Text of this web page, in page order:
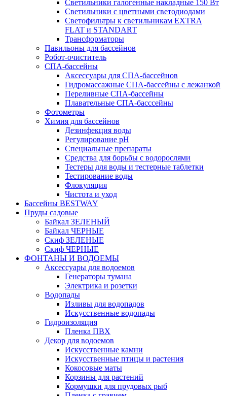
Светильники галогенные накладные 150 Вт
Светильники с цветными светодиодами
Светофильтры к светильникам EXTRA
FLAT и STANDART
Трансформаторы
Павильоны для бассейнов
Робот-очиститель
СПА-бассейны
Аксессуары для СПА-бассейнов
Гидромассажные СПА-бассейны с лежанкой
Переливные СПА-бассейны
Плавательные СПА-басссейны
Фотометры
Химия для бассейнов
Дезинфекция воды
Регулирование pH
Специальные препараты
Средства для борьбы с водорослями
Тестеры для воды и тестерные таблетки
Тестирование воды
Флокуляция
Чистота и уход
Бассейны BESTWAY
Пруды садовые
Байкал ЗЕЛЕНЫЙ
Байкал ЧЕРНЫЕ
Скиф ЗЕЛЕНЫЕ
Скиф ЧЕРНЫЕ
ФОНТАНЫ И ВОДОЕМЫ
Аксессуары для водоемов
Генераторы тумана
Электрика и розетки
Водопады
Изливы для водопадов
Искусственные водопады
Гидроизоляция
Пленка ПВХ
Декор для водоемов
Искусственные камни
Искусственные птицы и растения
Кокосовые маты
Корзины для растений
Кормушки для прудовых рыб